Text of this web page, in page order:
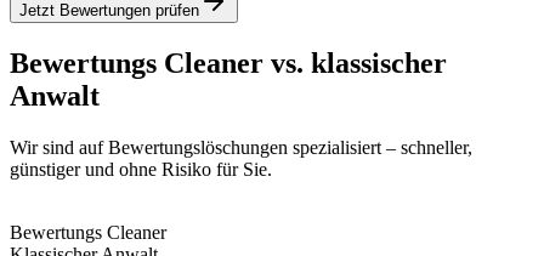
Jetzt Bewertungen prüfen
Bewertungs Cleaner vs. klassischer
Anwalt
Wir sind auf Bewertungslöschungen spezialisiert – schneller,
günstiger und ohne Risiko für Sie.
Bewertungs Cleaner